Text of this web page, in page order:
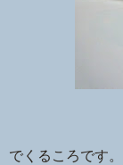
そろ
でくるころです